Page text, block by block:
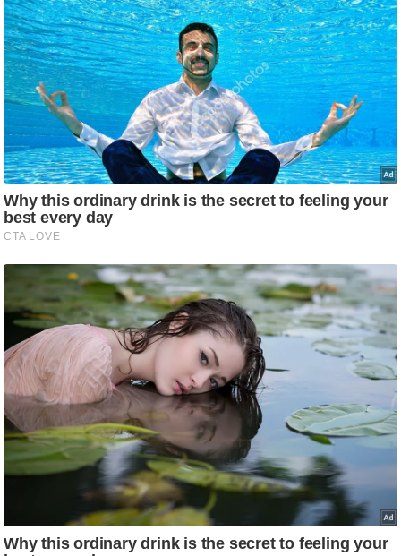
ज
ग
त
बॉ
ली
वु
ड
हॉ
ली
वु
ल्म
स
मी
क्षा
B
e
a
n